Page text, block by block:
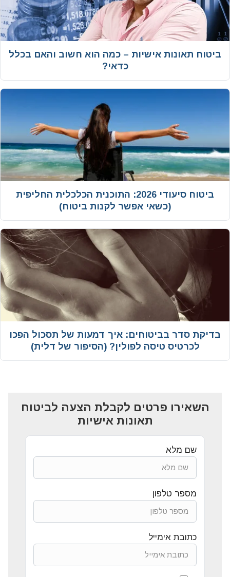
ביטוח תאונות אישיות – כמה הוא חשוב והאם בכלל
כדאי?
ביטוח סיעודי 2026: התוכנית הכלכלית החליפית
(כשאי אפשר לקנות ביטוח)
בדיקת סדר בביטוחים: איך דמעות של תסכול הפכו
לכרטיס טיסה לפולין? (הסיפור של דלית)
השאירו פרטים לקבלת הצעה לביטוח
תאונות אישיות
שם מלא
מספר טלפון
כתובת אימייל